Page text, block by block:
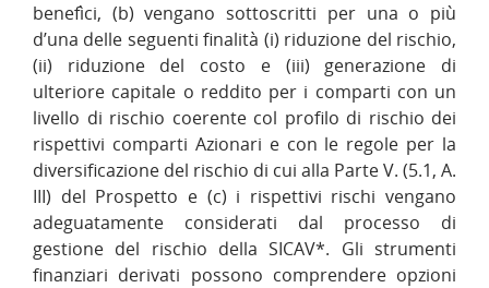
benefìci, (b) vengano sottoscritti per una o più
d’una delle seguenti finalità (i) riduzione del rischio,
(ii) riduzione del costo e (iii) generazione di
ulteriore capitale o reddito per i comparti con un
livello di rischio coerente col profilo di rischio dei
rispettivi comparti Azionari e con le regole per la
diversificazione del rischio di cui alla Parte V. (5.1, A.
III) del Prospetto e (c) i rispettivi rischi vengano
adeguatamente considerati dal processo di
gestione del rischio della SICAV*. Gli strumenti
finanziari derivati possono comprendere opzioni